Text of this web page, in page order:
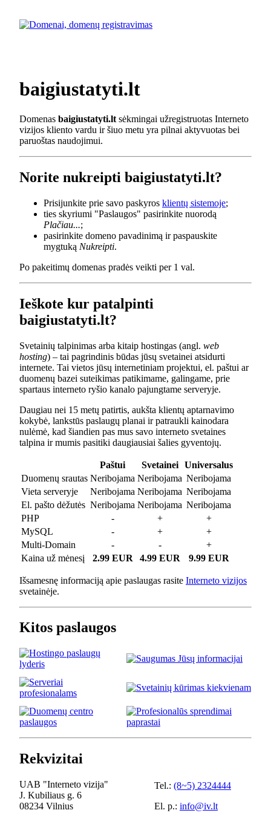
baigiustatyti.lt
Domenas baigiustatyti.lt sėkmingai užregistruotas Interneto
vizijos kliento vardu ir šiuo metu yra pilnai aktyvuotas bei
paruoštas naudojimui.
Norite nukreipti baigiustatyti.lt?
Prisijunkite prie savo paskyros klientų sistemoje;
ties skyriumi "Paslaugos" pasirinkite nuorodą
Plačiau...;
pasirinkite domeno pavadinimą ir paspauskite
mygtuką Nukreipti.
Po pakeitimų domenas pradės veikti per 1 val.
Ieškote kur patalpinti
baigiustatyti.lt?
Svetainių talpinimas arba kitaip hostingas (angl. web
hosting) – tai pagrindinis būdas jūsų svetainei atsidurti
internete. Tai vietos jūsų internetiniam projektui, el. paštui ar
duomenų bazei suteikimas patikimame, galingame, prie
spartaus interneto ryšio kanalo pajungtame serveryje.
Daugiau nei 15 metų patirtis, aukšta klientų aptarnavimo
kokybė, lankstūs paslaugų planai ir patraukli kainodara
nulėmė, kad šiandien pas mus savo interneto svetaines
talpina ir mumis pasitiki daugiausiai šalies gyventojų.
Paštui Svetainei
Universalus
Duomenų srautas Neribojama Neribojama Neribojama
Vieta serveryje
Neribojama Neribojama Neribojama
El. pašto dėžutės Neribojama Neribojama Neribojama
PHP
- +
+
MySQL
- +
+
Multi-Domain
- -
+
Kaina už mėnesį
2.99 EUR 4.99 EUR 9.99 EUR
Išsamesnę informaciją apie paslaugas rasite Interneto vizijos
svetainėje.
Kitos paslaugos
Rekvizitai
UAB "Interneto vizija"
J. Kubiliaus g. 6
08234 Vilnius
Tel.: (8~5) 2324444
El. p.: info@iv.lt